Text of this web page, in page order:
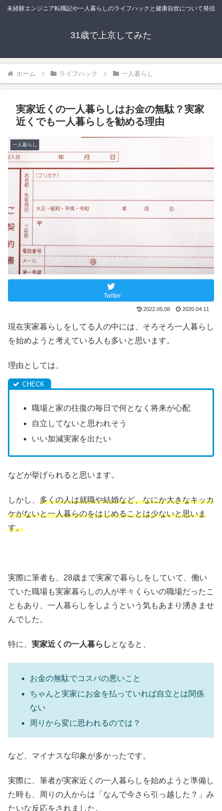
未経験エンジニア転職記や一人暮らしのライフハックと健康自炊について発信
31歳で上京してみた
ホーム ライフハック 一人暮らし
実家近くの一人暮らしはお金の無駄？実家
近くでも一人暮らしを勧める理由
一人暮らし
Twitter
2022.05.08 2020.04.11
現在実家暮らしをしてる人の中には、そろそろ一人暮らし
を始めようと考えている人も多いと思います。
理由としては、
職場と家の往復の毎日で何となく将来が心配
自立してないと思われそう
いい加減実家を出たい
などが挙げられると思います。
しかし、 多くの人は就職や結婚など、なにか大きなキッカ
ケがないと一人暮らのをはじめることは少ないと思いま
す。
実際に筆者も、28歳まで実家で暮らしをしていて、働い
ていた職場も実家暮らしの人が半々くらいの職場だったこ
ともあり、一人暮らしをしようという気もあまり湧きませ
んでした。
特に、 実家近くの一人暮らし となると、
お金の無駄でコスパの悪いこと
ちゃんと実家にお金を払っていれば自立とは関係
ない
周りから変に思われるのでは？
など、マイナスな印象が多かったです。
実際に、筆者が実家近くの一人暮らしを始めようと準備し
た時も、周りの人からは「なんで今さら引っ越した？」み
たいな反応をされました。